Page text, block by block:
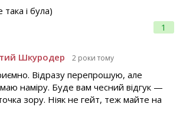
1
і була)
Шкуродер 2 роки тому
Відразу перепрошую, але
наміру. Буде вам чесний відгук —
зору. Ніяк не гейт, теж майте на